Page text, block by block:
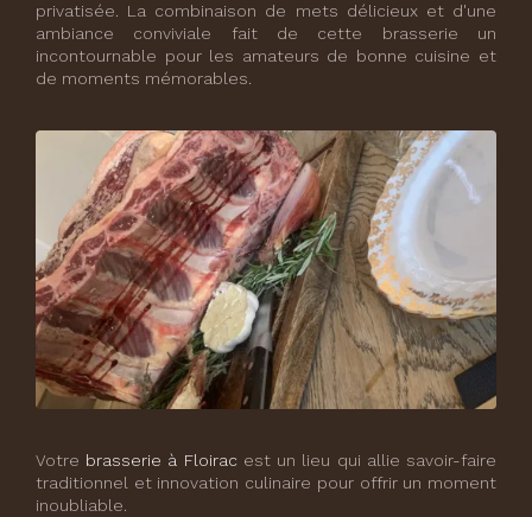
privatisée. La combinaison de mets délicieux et d'une
ambiance conviviale fait de cette brasserie un
incontournable pour les amateurs de bonne cuisine et
de moments mémorables.
Votre brasserie à Floiracest un lieu qui allie savoir-faire
traditionnel et innovation culinaire pour offrir un moment
inoubliable.